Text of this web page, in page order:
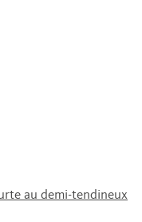
au demi-tendineux